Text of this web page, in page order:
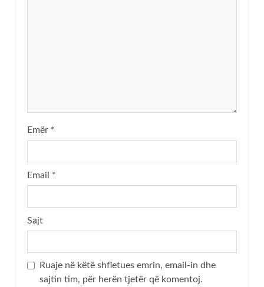
Emër *
Email *
Sajt
Ruaje në këtë shfletues emrin, email-in dhe
sajtin tim, për herën tjetër që komentoj.